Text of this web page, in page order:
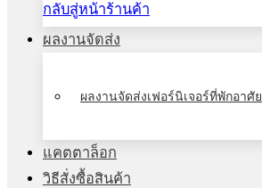
กลับสู่หน้าร้านค้า
ผลงานจัดส่ง
ผลงานจัดส่งเฟอร์นิเจอร์ที่พักอาศัย
แคตตาล็อก
วิธีสั่งซื้อสินค้า